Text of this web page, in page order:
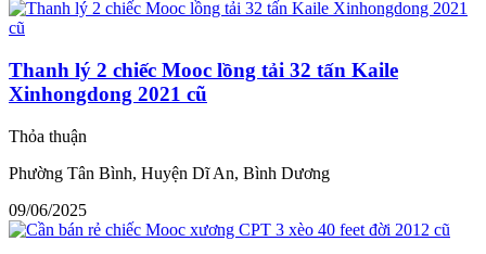
Thanh lý 2 chiếc Mooc lồng tải 32 tấn Kaile
Xinhongdong 2021 cũ
Thỏa thuận
Phường Tân Bình, Huyện Dĩ An, Bình Dương
09/06/2025